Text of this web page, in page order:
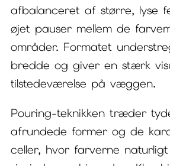
afbalanceret af større, lyse
øjet pauser mellem de
områder. Formatet
bredde og giver en stærk
tilstedeværelse på væggen.
Pouring-teknikken træder
afrundede former og de
celler, hvor farverne